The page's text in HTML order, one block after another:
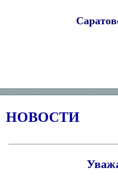
НОВОСТИ